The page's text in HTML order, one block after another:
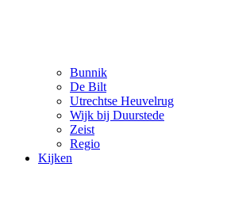
Bunnik
De Bilt
Utrechtse Heuvelrug
Wijk bij Duurstede
Zeist
Regio
Kijken